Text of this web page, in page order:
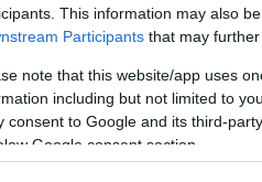
This information may also
Participants that may
note that this website/app uses
including but not limited to
consent to Google and its third-
Google consent section.
, per come
serie tv, è